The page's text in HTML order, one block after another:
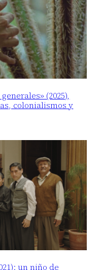
(2025),
colonialismos y
un niño de